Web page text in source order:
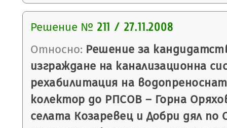
Решение № 211 / 27.11.2008
Относно: Решение за
изграждане на канализационна
рехабилитация на
колектор до РПСОВ – Горна
селата Козаревец и Добри дял по